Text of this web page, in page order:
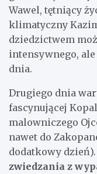
Wawel, tętniący
klimatyczny
dziedzictwem
intensywnego,
dnia.
Drugiego dnia
fascynującej
malowniczego
nawet do
dodatkowy dzień).
zwiedzania z